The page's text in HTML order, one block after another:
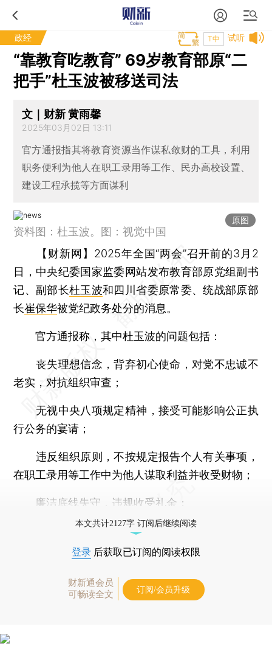
政经 试听
T中
“靠教育吃教育” 69岁教育部原“二
把手”杜玉波被移送司法
文｜财新 黄雨馨
2025年03月02日 13:11
官方通报指其将教育资源当作谋私敛财的工具，利用
职务便利为他人在职工录用等工作、民办高校设置、
建设工程承揽等方面谋利
原图
资料图：杜玉波。图：视觉中国
【财新网】 2025年全国“两会”召开前的3月2
日，中央纪委国家监委网站发布教育部原党组副书
记、副部长杜玉波和四川省委原常委、统战部原部
长崔保华被党纪政务处分的消息。
官方通报称，其中杜玉波的问题包括：
丧失理想信念，背弃初心使命，对党不忠诚不
老实，对抗组织审查；
无视中央八项规定精神，接受可能影响公正执
行公务的宴请；
违反组织原则，不按规定报告个人有关事项，
在职工录用等工作中为他人谋取利益并收受财物；
廉洁底线失守，违规收受礼金；
本文共计2127字 订阅后继续阅读
登录 后获取已订阅的阅读权限
财新通会员
可畅读全文
订阅/会员升级